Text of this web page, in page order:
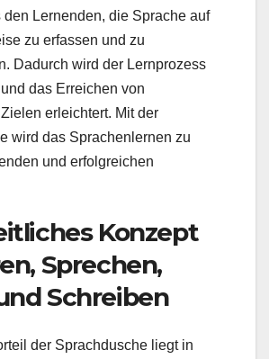
den Lernenden, die Sprache auf
zu erfassen und zu
Dadurch wird der Lernprozess
das Erreichen von
erleichtert. Mit der
wird das Sprachenlernen zu
und erfolgreichen
Konzept
Sprechen,
Schreiben
der Sprachdusche liegt in